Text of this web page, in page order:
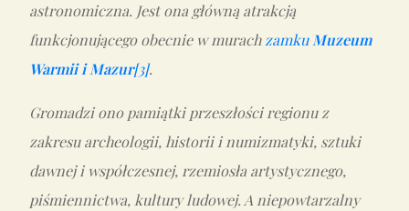
astronomiczna. Jest ona główną atrakcją
funkcjonującego obecnie w murachzamkuMuzeum
Warmii i Mazur[3].
Gromadzi ono pamiątki przeszłości regionu z
zakresu archeologii, historii i numizmatyki, sztuki
dawnej i współczesnej, rzemiosła artystycznego,
piśmiennictwa, kultury ludowej. A niepowtarzalny